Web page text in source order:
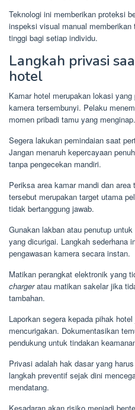
Teknologi ini memberikan proteksi
inspeksi visual manual
tinggi bagi setiap individu.
Langkah privasi
hotel
Kamar hotel merupakan lokasi
kamera tersembunyi. Pelaku
momen pribadi tamu yang menginap.
Segera lakukan pemindaian saat
Jangan menaruh kepercayaan
tanpa pengecekan mandiri.
Periksa area kamar mandi dan
tersebut merupakan target utama
tidak bertanggung jawab.
Gunakan lakban atau penutup
yang dicurigai. Langkah sederhana
pengawasan kamera secara instan.
Matikan perangkat elektronik yang
chargeratau matikan sakelar jika
tambahan.
Laporkan segera kepada pihak
mencurigakan. Dokumentasikan
pendukung untuk tindakan
Privasi adalah hak dasar yang
langkah preventif sejak dini
mendatang.